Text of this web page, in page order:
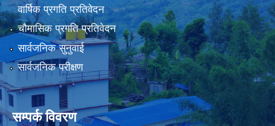
वार्षिक प्रगति प्रतिवेदन
चौमासिक प्रगति प्रतिवेदन
सार्वजनिक सुनुवाई
सार्वजनिक परीक्षण
सम्पर्क विवरण